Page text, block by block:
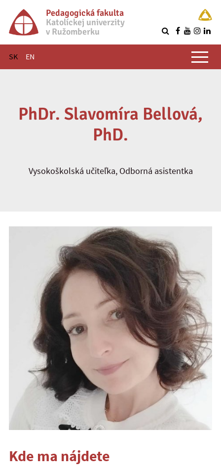
Pedagogická fakulta
Katolíckej univerzity
v Ružomberku
SK EN
Hlavné menu
PhDr. Slavomíra Bellová,
PhD.
Vysokoškolská učiteľka, Odborná asistentka
Kde ma nájdete